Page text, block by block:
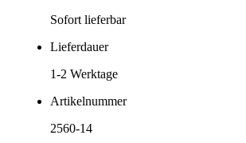
Sofort lieferbar
Lieferdauer
1-2 Werktage
Artikelnummer
2560-14